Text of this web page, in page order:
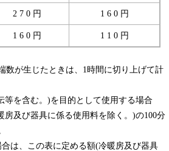
2 7 0 円 1 6 0 円
1 6 0 円 1 1 0 円
数が生じたときは、1時間に切り上げて計
を含む。)を目的として使用する場合
房及び器具に係る使用料を除く。)の100分
は、この表に定める額(冷暖房及び器具